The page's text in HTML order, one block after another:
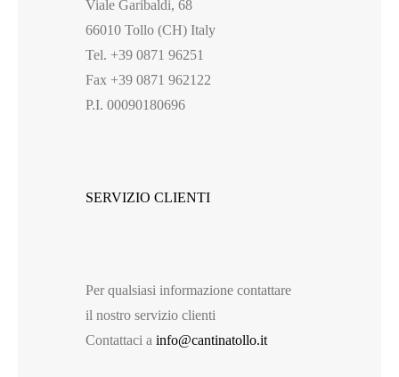
Viale Garibaldi, 68
66010 Tollo (CH) Italy
Tel. +39 0871 96251
Fax +39 0871 962122
P.I. 00090180696
SERVIZIO CLIENTI
Per qualsiasi informazione contattare
il nostro servizio clienti
Contattaci a info@cantinatollo.it